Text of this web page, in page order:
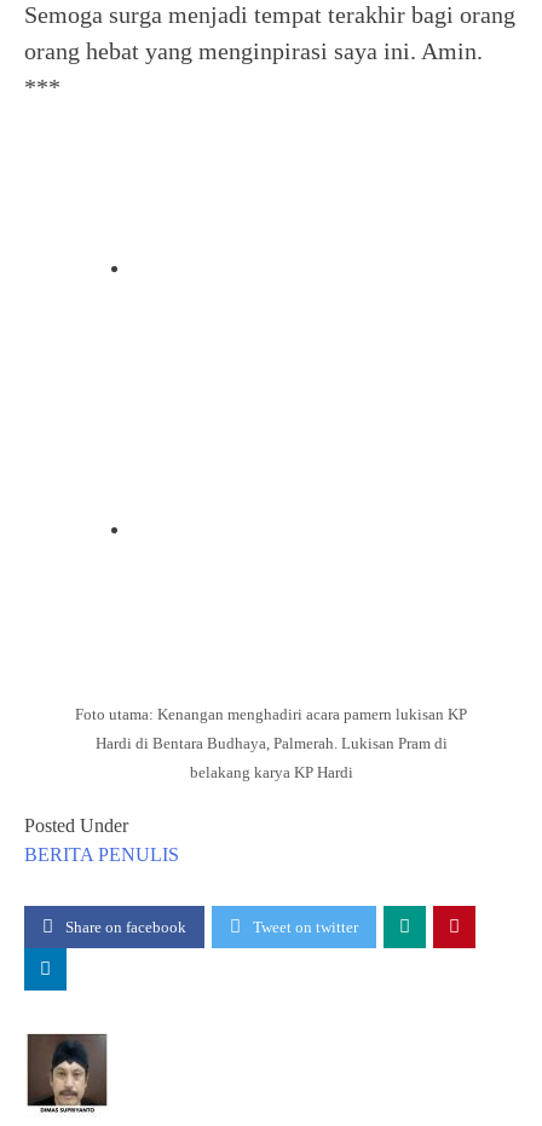
Semoga surga menjadi tempat terakhir bagi orang
orang hebat yang menginpirasi saya ini. Amin.
***
Foto utama: Kenangan menghadiri acara pamern lukisan KP
Hardi di Bentara Budhaya, Palmerah. Lukisan Pram di
belakang karya KP Hardi
Posted Under
BERITA PENULIS
Share on facebook Tweet on twitter